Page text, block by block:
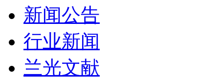
新闻公告
行业新闻
兰光文献